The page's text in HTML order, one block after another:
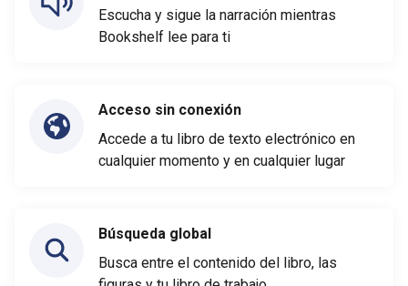
Escucha y sigue la narración mientras
Bookshelf lee para ti
Acceso sin conexión
Accede a tu libro de texto electrónico en
cualquier momento y en cualquier lugar
Búsqueda global
Busca entre el contenido del libro, las